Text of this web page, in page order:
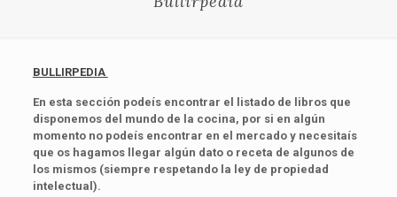
BULLIRPEDIA
En esta sección podeís encontrar el listado de libros que
disponemos del mundo de la cocina, por si en algún
momento no podeís encontrar en el mercado y necesitaís
que os hagamos llegar algún dato o receta de algunos de
los mismos (siempre respetando la ley de propiedad
intelectual).